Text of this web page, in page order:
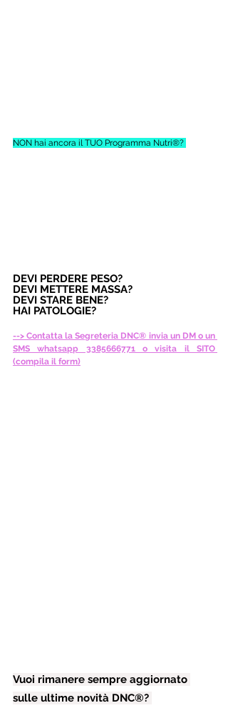
NON hai ancora il TUO Programma Nutri®?
DEVI PERDERE PESO?
DEVI METTERE MASSA?
DEVI STARE BENE?
HAI PATOLOGIE?
--> Contatta la Segreteria DNC® invia un DM o un
SMS whatsapp 3385666771 o visita il SITO
(compila il form)
Vuoi rimanere sempre aggiornato
sulle ultime novità DNC®?